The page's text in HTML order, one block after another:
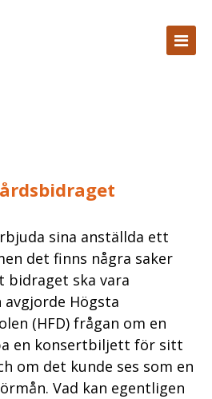
sina anställda ett
det finns några saker
ska vara
Högsta
(HFD) frågan om en
en konsertbiljett för sitt
om det kunde ses som en
Vad kan egentligen